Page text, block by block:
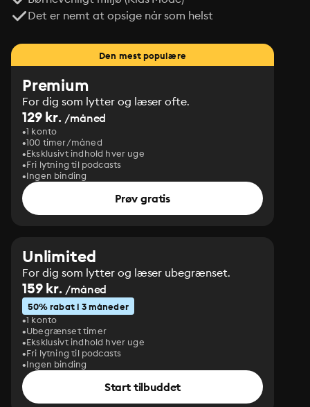
Det er nemt at opsige når som helst
Den mest populære
Premium
For dig som lytter og læser ofte.
129 kr. /måned
1 konto
100 timer/måned
Eksklusivt indhold hver uge
Fri lytning til podcasts
Ingen binding
Prøv gratis
Unlimited
For dig som lytter og læser ubegrænset.
159 kr. /måned
50% rabat i 3 måneder
1 konto
Ubegrænset timer
Eksklusivt indhold hver uge
Fri lytning til podcasts
Ingen binding
Start tilbuddet